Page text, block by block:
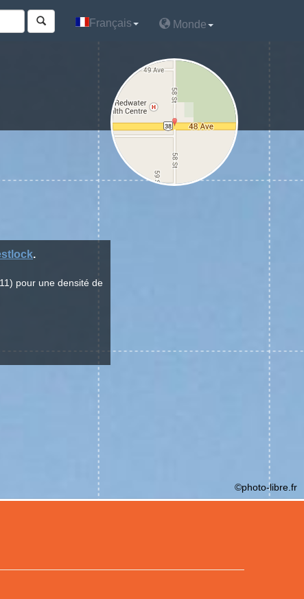
Français Monde
.
pour une densité de
©photo-libre.fr
Français Monde